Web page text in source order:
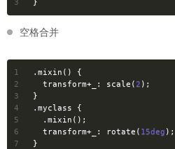
3 }
空格合并
1
2
3
4
5
6
7
.mixin () {
transform+ : scale ( 2 );
}
.myclass {
.mixin ();
transform+ : rotate ( 15deg );
}